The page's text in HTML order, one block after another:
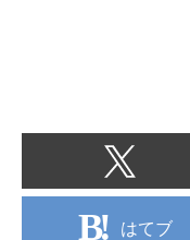
はてブ